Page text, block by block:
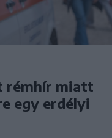
rémhír miatt
egy erdélyi